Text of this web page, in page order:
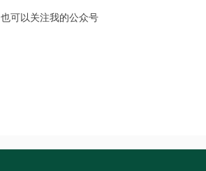
也可以关注我的公众号